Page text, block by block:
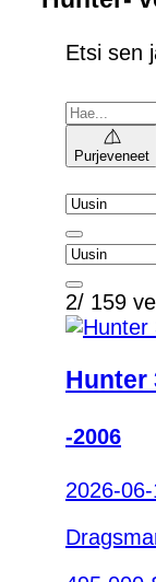
Etsi sen
Purjeveneet
2/ 159
Hunter
-2006
2026-